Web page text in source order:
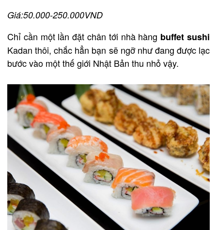
Giá:50.000-250.000VND
Chỉ cần một lần đặt chân tới nhà hàng buffet sushi
Kadan thôi, chắc hẳn bạn sẽ ngỡ như đang được lạc
bước vào một thế giới Nhật Bản thu nhỏ vậy.